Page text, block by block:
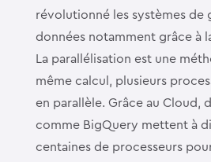
révolutionné les systèmes de
données notamment grâce à
La parallélisation est une
même calcul, plusieurs
en parallèle. Grâce au Cloud,
comme BigQuery mettent à
centaines de processeurs